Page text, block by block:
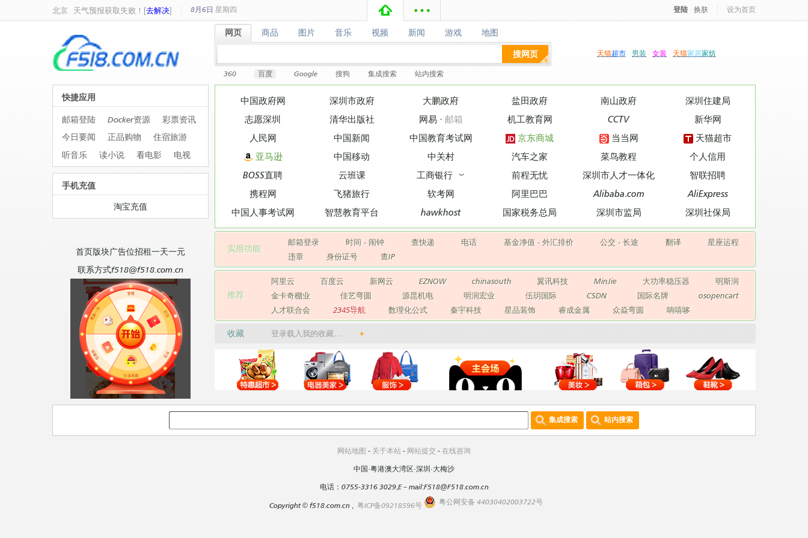
北京 天气预报获取失败！[去解决] 8月6日 星期四 登陆 换肤 设为首页
网页
网页 商品
商品 图片
图片 音乐
音乐 视频
视频 新闻
新闻 游戏
游戏 地图
地图
搜网页
360 百度 Google 搜狗 集成搜索 站内搜索
天猫超市 男装 女装 天猫家居家纺
中国政府网 深圳市政府 大鹏政府 盐田政府 南山政府
深圳住建局
志愿深圳
清华出版社 网易 · 邮箱 机工教育网 CCTV
新华网
人民网
中国新闻 中国教育考试网 京东商城 当当网
天猫超市
亚马逊
中国移动 中关村 汽车之家 菜鸟教程
个人信用
BOSS直聘
云班课 工商银行 ︾ 前程无忧 深圳市人才一体化
智联招聘
携程网
飞猪旅行 软考网 阿里巴巴 Alibaba.com
AliExpress
中国人事考试网
智慧教育平台 hawkhost 国家税务总局 深圳市监局 深圳社保局
实用功能
邮箱登录 时间 · 闹钟 查快递 电话 基金净值· 外汇排价 公交 ·长途 翻译
星座运程
违章
身份证号 查IP
推荐
阿里云 百度云 新网云 EZNOW chinasouth 翼讯科技 MinJie 大功率稳压器
明斯润
金卡奇棚业
佳艺弯圆 源昆机电 明润宏业 伍玥国际 CSDN 国际名牌
osopencart
人才联合会
2345导航 数理化公式 秦宇科技 星品装饰 睿成金属 众焱弯圆 呐嘻哆
收藏 登录载入我的收藏… +
快捷应用
邮箱登陆 Docker资源
彩票资讯
今日要闻
正品购物
住宿旅游
听音乐
读小说 看电影 电视
手机充值
淘宝充值
首页版块广告位招租一天一元
联系方式f518@f518.com.cn
集成搜索 站内搜索
网站地图 - 关于本站 - 网站提交 - 在线咨询
中国·粤港澳大湾区·深圳·大梅沙
电话：0755-3316 3029,E－mail:F518@F518.com.cn
Copyright©f518.com.cn , 粤ICP备09218596号 粤公网安备 44030402003722号